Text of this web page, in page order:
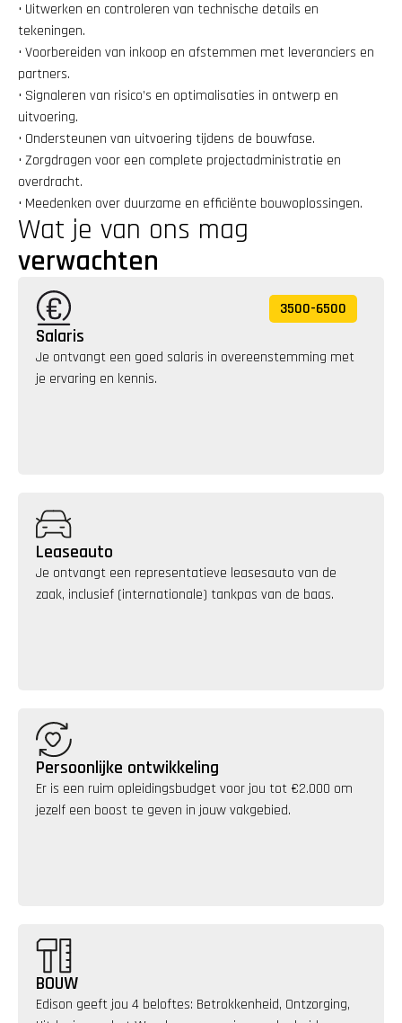
• Uitwerken en controleren van technische details en
tekeningen.
• Voorbereiden van inkoop en afstemmen met leveranciers en
partners.
• Signaleren van risico’s en optimalisaties in ontwerp en
uitvoering.
• Ondersteunen van uitvoering tijdens de bouwfase.
• Zorgdragen voor een complete projectadministratie en
overdracht.
• Meedenken over duurzame en efficiënte bouwoplossingen.
verwachten
3500-6500
Salaris
Je ontvangt een goed salaris in overeenstemming met
je ervaring en kennis.
Leaseauto
Je ontvangt een representatieve leasesauto van de
zaak, inclusief (internationale) tankpas van de baas.
Persoonlijke ontwikkeling
Er is een ruim opleidingsbudget voor jou tot €2.000 om
jezelf een boost te geven in jouw vakgebied.
BOUW
Edison geeft jou 4 beloftes: Betrokkenheid, Ontzorging,